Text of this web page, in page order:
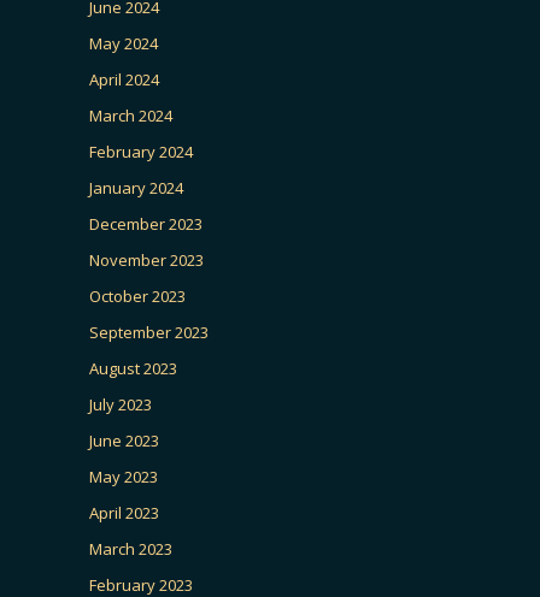
June 2024
May 2024
April 2024
March 2024
February 2024
January 2024
December 2023
November 2023
October 2023
September 2023
August 2023
July 2023
June 2023
May 2023
April 2023
March 2023
February 2023